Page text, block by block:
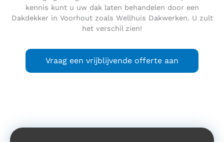
kennis kunt u uw dak laten behandelen door een
Dakdekker in Voorhout zoals Wellhuis Dakwerken. U zult
het verschil zien!
Vraag een vrijblijvende offerte aan